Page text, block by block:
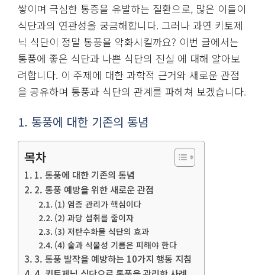
쌓이며 극심한 통증을 유발하는 질환으로, 많은 이들이
식단과의 연관성을 궁금해합니다. 그러나 과연 키토제
닉 식단이 정말 통풍을 악화시킬까요? 이번 글에서는
통풍에 좋은 식단과 나쁜 식단의 진실 에 대해 알아보
려합니다. 이 주제에 대한 과학적 근거와 새로운 관점
을 공유하며 통풍과 식단의 관계를 파헤쳐 보겠습니다.
1. 통풍에 대한 기존의 통념
목차
1. 통풍에 대한 기존의 통념
2. 통풍 예방을 위한 새로운 관점
(1) 염증 관리가 핵심이다
(2) 과당 섭취를 줄이자
(3) 저탄수화물 식단의 효과
(4) 술과 식물성 기름은 피해야 한다
3. 통풍 발작을 예방하는 10가지 행동 지침